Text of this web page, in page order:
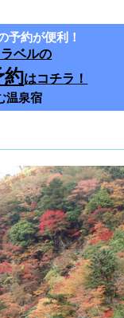
予約が便利！
ベルの
約はコチラ！
温泉宿